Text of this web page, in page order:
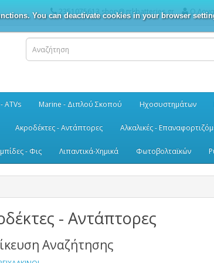
You can deactivate cookies in your browser
2351075613 shop@grkbatteries.gr Ο
ATVs Marine - Διπλού Σκοπού Ηχοσυστημάτων
Ακροδέκτες - Αντάπτορες Αλκαλικές -
- Φις Λιπαντικά-Χημικά Φωτοβολταϊκών
- Αντάπτορες
Αναζήτησης